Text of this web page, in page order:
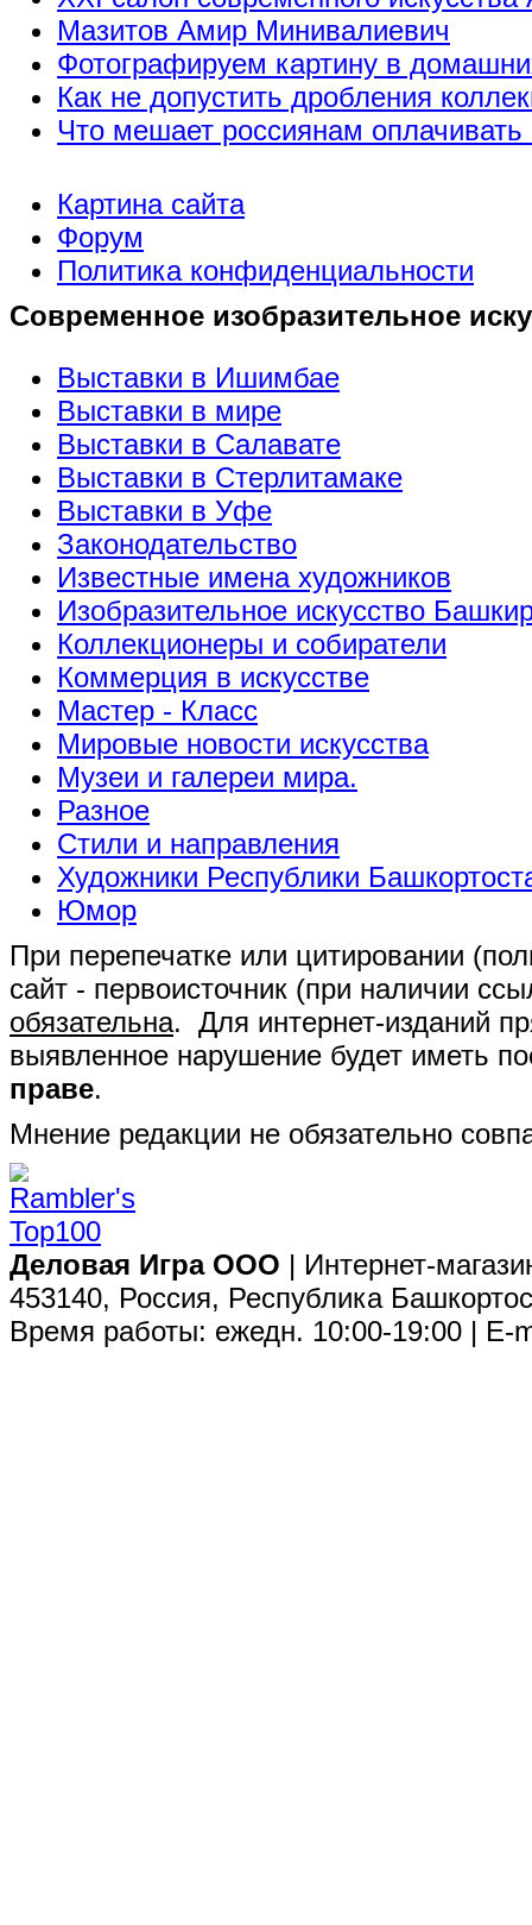
Мазитов Амир Минивалиевич
Фотографируем картину в
Как не допустить дробления
Что мешает россиянам
Картина сайта
Форум
Политика конфиденциальности
Современное изобразительное
Выставки в Ишимбае
Выставки в мире
Выставки в Салавате
Выставки в Стерлитамаке
Выставки в Уфе
Законодательство
Известные имена художников
Изобразительное искусство
Коллекционеры и собиратели
Коммерция в искусстве
Мастер - Класс
Мировые новости искусства
Музеи и галереи мира.
Разное
Стили и направления
Художники Республики
Юмор
При перепечатке или цитировании
сайт - первоисточник (при наличии
обязательна. Для интернет-изданий
выявленное нарушение будет иметь
праве.
Мнение редакции не обязательно
Деловая Игра ООО | Интернет-
453140, Россия, Республика
Время работы: ежедн. 10:00-19:00 | E-